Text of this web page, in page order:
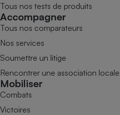
Tous nos tests de produits
Accompagner
Tous nos comparateurs
Nos services
Soumettre un litige
Rencontrer une association locale
Mobiliser
Combats
Victoires